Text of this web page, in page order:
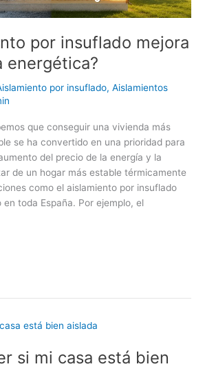
por insuflado mejora
energética?
por insuflado, Aislamientos
que conseguir una vivienda más
se ha convertido en una prioridad para
del precio de la energía y la
de un hogar más estable térmicamente
como el aislamiento por insuflado
toda España. Por ejemplo, el
si mi casa está bien